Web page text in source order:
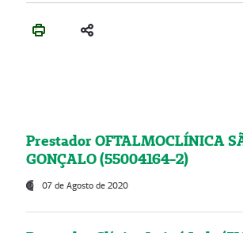
Prestador OFTALMOCLÍNICA
GONÇALO (55004164-2)
07 de Agosto de 2020